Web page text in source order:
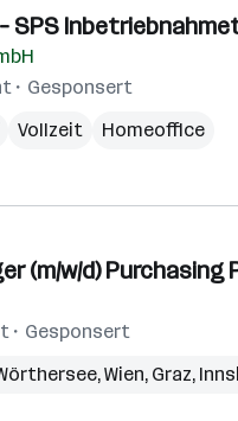
SPS
Gesponsert
Vollzeit Homeoffice
(m/w/d)
Gesponsert
,Wien, Graz,